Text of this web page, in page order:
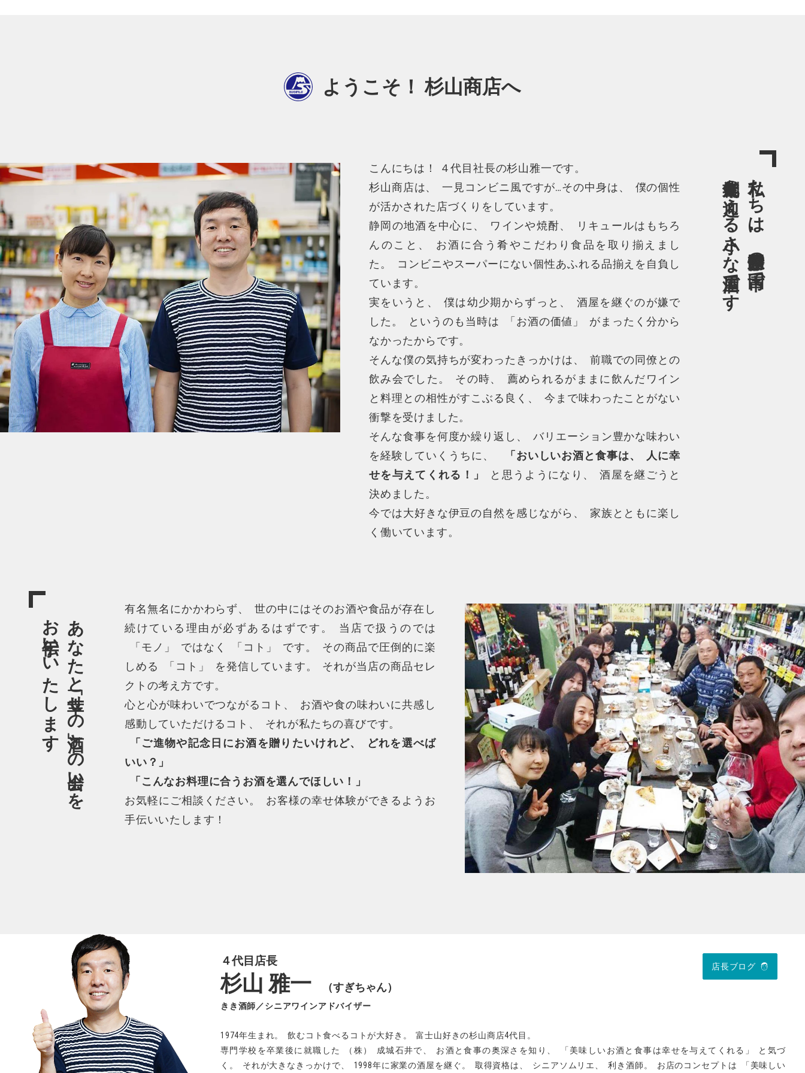
ようこそ！ 杉山商店へ
私たちは、静岡県伊豆の国市で
創業九〇年を迎える小さな酒屋です
こんにちは！ ４代目社長の杉山雅一です。
杉山商店は、 一見コンビニ風ですが…その中身は、
僕の個性
が活かされた店づくりをしています。
静岡の地酒を中心に、 ワインや焼酎、
リキュールはもちろ
んのこと 、
お酒に合う肴やこだわり食品を取り揃えまし
た。
コンビニやスーパーにない個性あふれる品揃えを自負し
ています。
実をいうと 、 僕は幼少期からずっと 、
酒屋を継ぐのが嫌で
した。 というのも当時は 「 お酒の価値 」
がまったく分から
なかったからです。
そんな僕の気持ちが変わったきっかけは、
前職での同僚との
飲み会でした。 その時、
薦められるがままに飲んだワイン
と料理との相性がすこぶる良く 、
今まで味わったことがない
衝撃を受けました。
そんな食事を何度か繰り返し 、
バリエーション豊かな味わい
を経験していくうちに、 「 おいしいお酒と食事は、
人に幸
せを与えてくれる！
」 と思うようになり 、
酒屋を継ごうと
決めました。
今では大好きな伊豆の自然を感じながら 、
家族とともに楽し
く働いています。
あなたと「幸せの酒」との出会いを
お手伝いいたします 有名無名にかかわらず、
世の中にはそのお酒や食品が存在し
続けている理由が必ずあるはずです。
当店で扱うのでは
「 モノ 」 ではなく 「 コト 」 です。
その商品で圧倒的に楽
しめる
「 コト 」 を発信しています。
それが当店の商品セレ
クトの考え方です。
心と心が味わいでつながるコト 、
お酒や食の味わいに共感し
感動していただけるコト 、 それが私たちの喜びです。
「 ご進物や記念日にお酒を贈りたいけれど、
どれを選べば
いい？ 」
「 こんなお料理に合うお酒を選んでほしい！
」
お気軽にご相談ください。
お客様の幸せ体験ができるようお
手伝いいたします！
４代目店長
杉山 雅一 （すぎちゃん）
きき酒師／シニアワインアドバイザー
1974年生まれ。 飲むコト食べるコトが大好き 。 富士山好きの杉山商店4代目 。
専門学校を卒業後に就職した
（ 株） 成城石井で お酒と食事の奥深さを知り 「美味しいお酒と食事は幸せを与えてくれる 」
と気づ
く 。 それが大きなきっかけで 1998年に家業の酒屋を継ぐ 。 取得資格は シニアソムリエ 利き酒師 。 お店のコンセプトは 「 美味しい
店長ブログ